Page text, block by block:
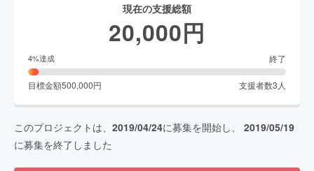
現在の支援総額
20,000円
4%達成 終了
目標金額500,000円 支援者数3 人
このプロジェクトは、 2019/04/24に募集を開始し、 2019/05/19
に募集を終了しました